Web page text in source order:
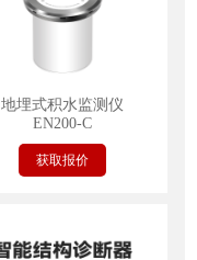
地埋式积水监测仪
EN200-C
获取报价